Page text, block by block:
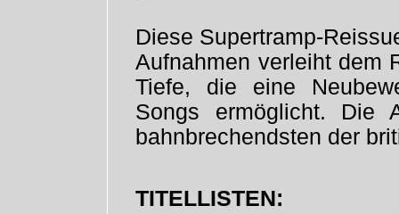
Diese Supertramp-
Aufnahmen verleiht dem
Tiefe, die eine
Songs ermöglicht. Die
bahnbrechendsten der
TITELLISTEN: